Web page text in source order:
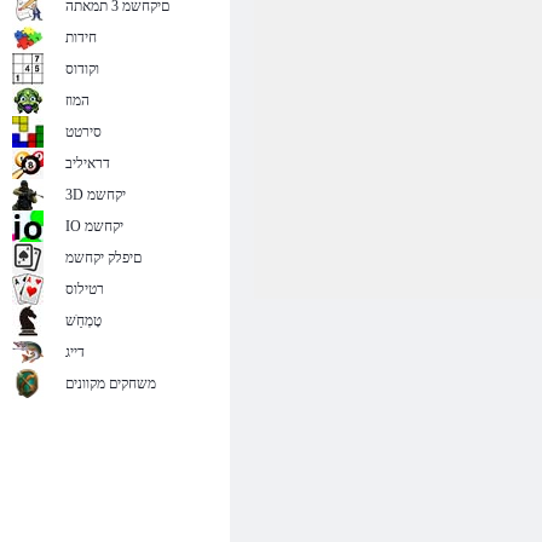
םיקחשמ 3 תמאתה
חידות
וקודוס
המוז
סירטט
דראיליב
3D יקחשמ
IO יקחשמ
םיפלק יקחשמ
רטילוס
טָמְחַׁש
דייג
משחקים מקוונים